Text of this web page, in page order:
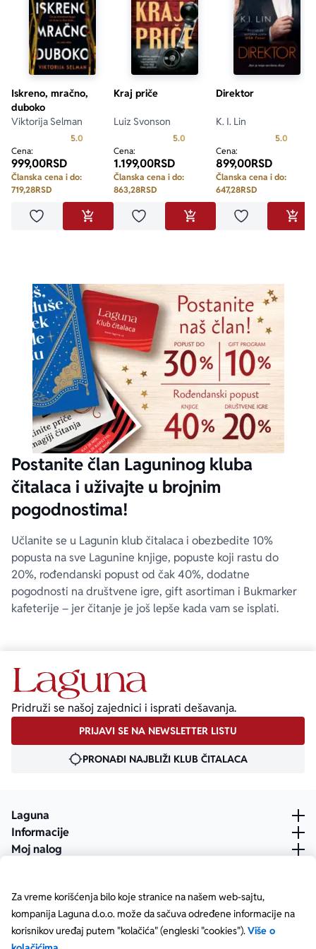
Za vreme korišćenja bilo koje stranice na našem web-sajtu,
kompanija Laguna d.o.o. može da sačuva određene informacije na
korisnikov uređaj putem "kolačića" (engleski "cookies").Više o
Iskreno, mračno,
duboko
Viktorija Selman
5.0 Prosecna ocena je 5.0 od 5
Cena:
999,00RSD
Članska cena i do:
719,28RSD
Dodaj u omiljeneDODAJ U KORPU
Kraj priče
Luiz Svonson
5.0 Prosecna ocena je 5.0 od 5
Cena:
1.199,00RSD
Članska cena i do:
863,28RSD
Dodaj u omiljeneDODAJ U KORPU
Direktor
K. I. Lin
5.0
Cena:
899,00RSD
Članska cena i do:
647,28RSD
Dodaj u
Postanite član Laguninog kluba
čitalaca i uživajte u brojnim
pogodnostima!
Učlanite se u Lagunin klub čitalaca i obezbedite 10%
popusta na sve Lagunine knjige, popuste koji rastu do
20%, rođendanski popust od čak 40%, dodatne
pogodnosti na društvene igre, gift asortiman i Bukmarker
kafeterije – jer čitanje je još lepše kada vam se isplati.
Pridruži se našoj zajednici i isprati dešavanja.
PRIJAVI SE NA NEWSLETTER LISTU
PRONAĐI NAJBLIŽI KLUB ČITALACA
Laguna
Informacije
Moj nalog